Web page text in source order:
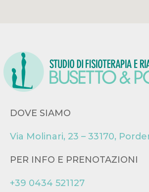
DOVE SIAMO
Via Molinari, 23 – 33170,
PER INFO E PRENOTAZIONI
+39 0434 521127